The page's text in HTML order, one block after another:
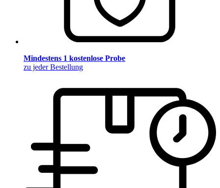
Mindestens 1 kostenlose Probe
zu jeder Bestellung